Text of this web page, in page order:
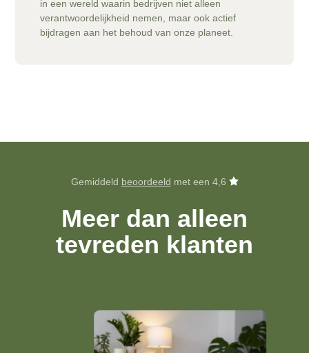
in een wereld waarin bedrijven niet alleen
verantwoordelijkheid nemen, maar ook actief
bijdragen aan het behoud van onze planeet.
Gemiddeld beoordeeld met een 4,6
Meer dan alleen
tevreden klanten